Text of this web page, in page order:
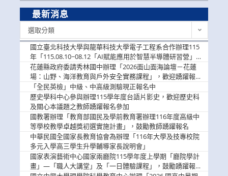
最新消息
選取分類
國立臺北科技大學與龍華科技大學電子工程系合作辦理115
年「115.08.10~08.12「AI賦能應用於智慧半導體研習營」，
歡迎學生踴躍報名參加
花蓮縣政府委請秀林國中辦理「2026面山面海論壇－花蓮
場：山野、海洋教育與戶外安全實務課程」，歡迎踴躍報名
參加
「全民英檢」中級、中高級測驗現正報名中
歷史學科中心參與辦理115學年度台語片影史，歡迎歷史科
及關心本議題之教師踴躍報名參加
國教署辦理「教育部國民及學前教育署辦理116年度高級中
等學校教學卓越獎初選實施計畫」，鼓勵教師踴躍報名
中華民國全國家長教育協會為辦理「116年大學及技專校院
多元入學高三學生升學輔導家長說明會」
國家表演藝術中心國家兩廳院115學年度上學期「廳院學計
畫」—「職人大講堂」及「一日體驗課程」，鼓勵踴躍報名